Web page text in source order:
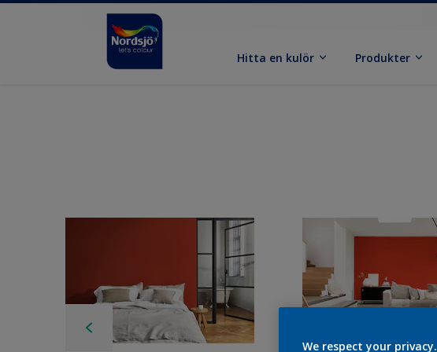
Hitta en kulör Produkter
We respect your privacy.